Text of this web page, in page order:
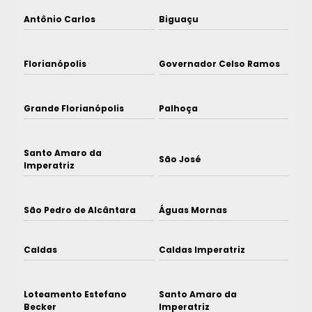
Antônio Carlos Biguaçu
Florianópolis Governador Celso Ramos
Grande Florianópolis Palhoça
Santo Amaro da
Imperatriz
São José
São Pedro de Alcântara Águas Mornas
Caldas Caldas Imperatriz
Loteamento Estefano
Becker
Santo Amaro da
Imperatriz